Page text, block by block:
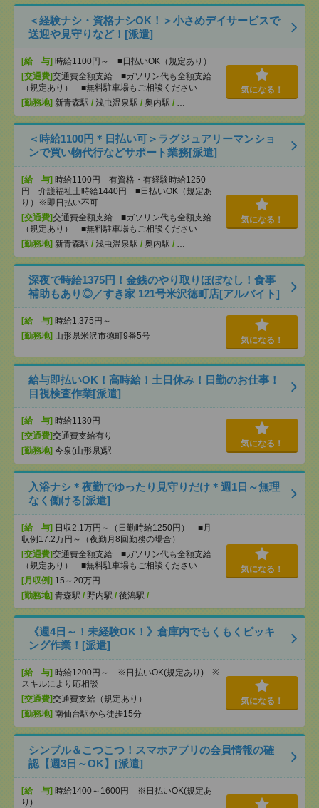
＜経験ナシ・資格ナシOK！＞小さめデイサービスで
送迎や見守りなど！[派遣]
[給 与] 時給1100円～ ■日払いOK（規定あり）
[交通費]交通費全額支給 ■ガソリン代も全額支給
（規定あり） ■無料駐車場もご相談ください
[勤務地] 新青森駅 / 浅虫温泉駅 / 奥内駅 / …
気になる！
＜時給1100円＊日払い可＞ラグジュアリーマンショ
ンで買い物代行などサポート業務[派遣]
[給 与] 時給1100円 有資格・有経験時給1250
円 介護福祉士時給1440円 ■日払いOK（規定あ
り）※即日払い不可
[交通費]交通費全額支給 ■ガソリン代も全額支給
（規定あり） ■無料駐車場もご相談ください
[勤務地] 新青森駅 / 浅虫温泉駅 / 奥内駅 / …
気になる！
深夜で時給1375円！金銭のやり取りほぼなし！食事
補助もあり◎／すき家 121号米沢徳町店[アルバイト]
[給 与] 時給1,375円～
[勤務地] 山形県米沢市徳町9番5号 気になる！
給与即払いOK！高時給！土日休み！日勤のお仕事！
目視検査作業[派遣]
[給 与] 時給1130円
[交通費]交通費支給有り
[勤務地] 今泉(山形県)駅
気になる！
入浴ナシ＊夜勤でゆったり見守りだけ＊週1日～無理
なく働ける[派遣]
[給 与] 日収2.1万円～（日勤時給1250円） ■月
収例17.2万円～（夜勤月8回勤務の場合）
[交通費]交通費全額支給 ■ガソリン代も全額支給
（規定あり） ■無料駐車場もご相談ください
[月収例] 15～20万円
[勤務地] 青森駅 / 野内駅 / 後潟駅 / …
気になる！
《週4日～！未経験OK！》倉庫内でもくもくピッキ
ング作業！[派遣]
[給 与] 時給1200円～ ※日払いOK(規定あり) ※
スキルにより応相談
[交通費]交通費支給（規定あり）
[勤務地] 南仙台駅から徒歩15分
気になる！
シンプル＆こつこつ！スマホアプリの会員情報の確
認【週3日～OK】[派遣]
[給 与] 時給1400～1600円 ※日払いOK(規定あ
り)